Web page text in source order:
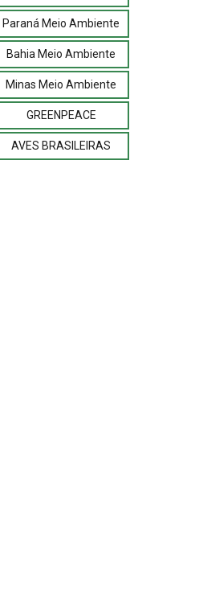
Paraná Meio Ambiente
Bahia Meio Ambiente
Minas Meio Ambiente
GREENPEACE
AVES BRASILEIRAS